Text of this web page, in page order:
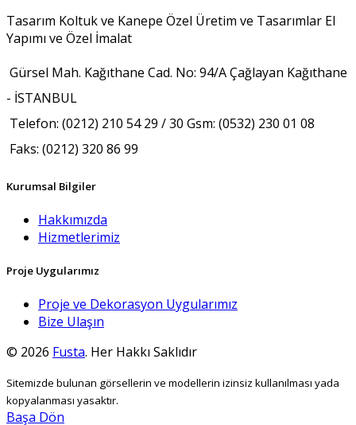
Tasarım Koltuk ve Kanepe Özel Üretim ve Tasarımlar El
Yapımı ve Özel İmalat
Gürsel Mah. Kağıthane Cad. No: 94/A Çağlayan Kağıthane
- İSTANBUL
Telefon: (0212) 210 54 29 / 30 Gsm: (0532) 230 01 08
Faks: (0212) 320 86 99
Kurumsal Bilgiler
Hakkımızda
Hizmetlerimiz
Proje Uygularımız
Proje ve Dekorasyon Uygularımız
Bize Ulaşın
© 2026 Fusta. Her Hakkı Saklıdır
Sitemizde bulunan görsellerin ve modellerin izinsiz kullanılması yada
kopyalanması yasaktır.
Başa Dön